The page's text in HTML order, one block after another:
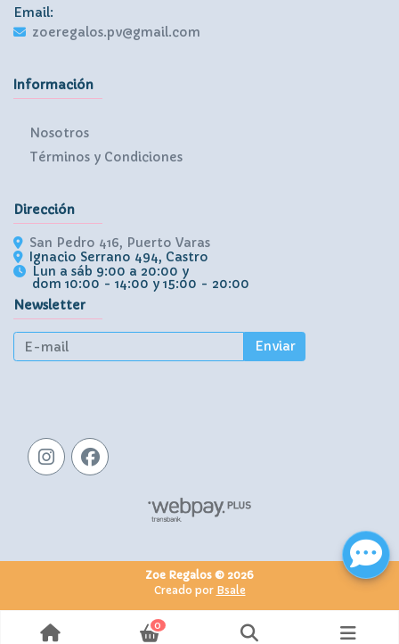
Email:
zoeregalos.pv@gmail.com
Información
Nosotros
Términos y Condiciones
Dirección
San Pedro 416, Puerto Varas
Ignacio Serrano 494, Castro
Lun a sáb 9:00 a 20:00 y
dom 10:00 - 14:00 y 15:00 - 20:00
Newsletter
Enviar
Zoe Regalos © 2026
Creado por Bsale
0